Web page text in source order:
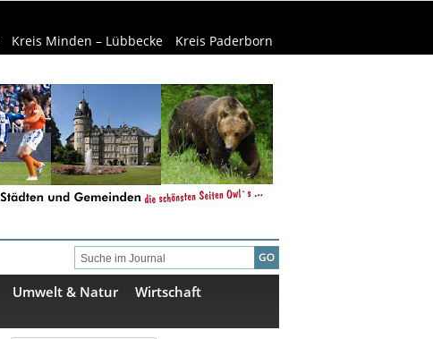
Kreis Minden – Lübbecke Kreis Paderborn
Umwelt & Natur
Wirtschaft